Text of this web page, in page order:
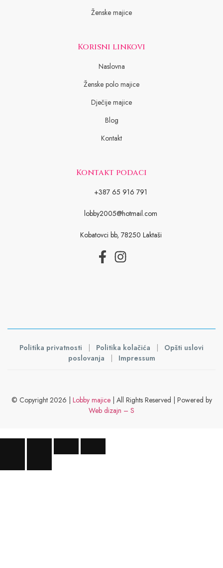
Ženske majice
Korisni linkovi
Naslovna
Ženske polo majice
Dječije majice
Blog
Kontakt
Kontakt podaci
+387 65 916 791
lobby2005@hotmail.com
Kobatovci bb, 78250 Laktaši
Politika privatnosti Politika kolačića
Opšti uslovi
poslovanja
Impressum
© Copyright 2026 | Lobby majice| All Rights Reserved | Powered by
Web dizajn – S